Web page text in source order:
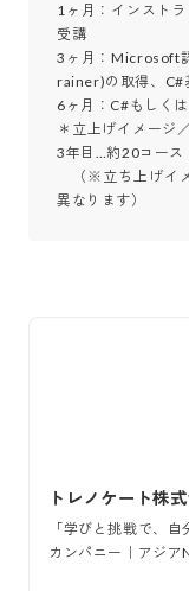
1ヶ月：インスト
受講
3ヶ月：Microsoft
rainer)の取得、C#
6ヶ月：C#もしく
＊立上げイメージ
3年目…約20コース
（※立ち上げイ
異なります）
トレノケート株
「学びと挑戦で、
カンパニー｜アジア